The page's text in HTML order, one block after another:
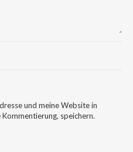
und meine Website in
speichern.